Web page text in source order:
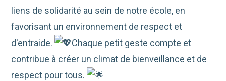
liens de solidarité au sein de notre école, en
favorisant un environnement de respect et
d'entraide.
Chaque petit geste compte et
contribue à créer un climat de bienveillance et de
respect pour tous.